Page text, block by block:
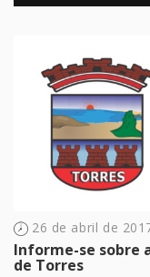
26 de abril de
Informe-se sobre
de Torres